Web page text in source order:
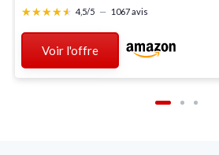
★★★★★
★★★★★ 4,5/5 — 1067 avis
Voir l'offre